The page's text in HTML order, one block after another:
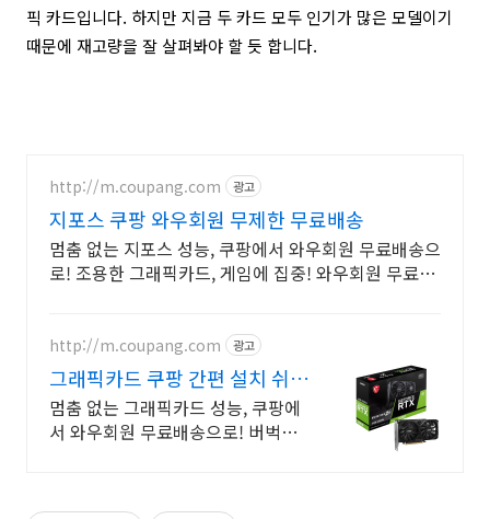
픽 카드입니다. 하지만 지금 두 카드 모두 인기가 많은 모델이기
때문에 재고량을 잘 살펴봐야 할 듯 합니다.
http://m.coupang.com 광고
지포스 쿠팡 와우회원 무제한 무료배송
멈춤 없는 지포스 성능, 쿠팡에서 와우회원 무료배송으
로! 조용한 그래픽카드, 게임에 집중! 와우회원 무료반
http://m.coupang.com 광고
그래픽카드 쿠팡 간편 설치 쉬운
업그레이드
멈춤 없는 그래픽카드 성능, 쿠팡에
서 와우회원 무료배송으로! 버벅이